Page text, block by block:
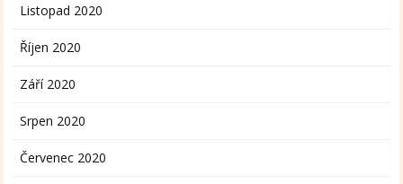
Listopad 2020
Říjen 2020
Září 2020
Srpen 2020
Červenec 2020